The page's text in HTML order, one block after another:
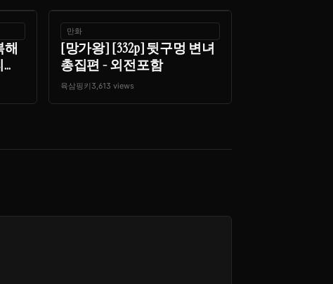
해
만화
[망가왕] [332p] 뒷구멍 변녀
총집편 - 외전포함
육삼핑키 3,613 views